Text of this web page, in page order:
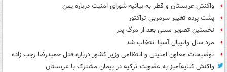
واکنش عربستان و قطر به بیانیه شورای امنیت درباره یمن
پشت پرده تغییر سرمربی تراکتور
نخستین تصویر مسی بعد از مرگ پدر
مرد سال والیبال آسیا انتخاب شد
توضیحات معاون امنیتی و انتظامی وزیر کشور درباره قتل حمیدرضا رجب زاده
واکنش کنایه‌آمیز به عضویت ترکیه در پیمان مشترک با عربستان